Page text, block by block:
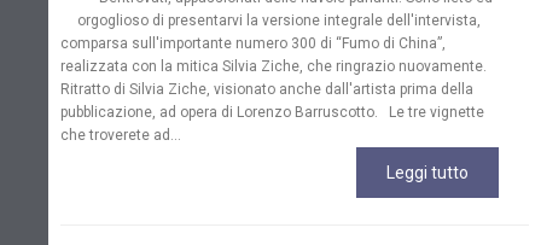
orgoglioso di presentarvi la versione integrale dell'intervista,
comparsa sull'importante numero 300 di “Fumo di China”,
realizzata con la mitica Silvia Ziche, che ringrazio nuovamente.
Ritratto di Silvia Ziche, visionato anche dall'artista prima della
pubblicazione, ad opera di Lorenzo Barruscotto. Le tre vignette
che troverete ad...
Leggi tutto